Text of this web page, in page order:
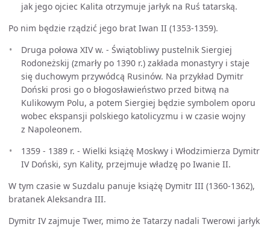
jak jego ojciec Kalita otrzymuje jarłyk na Ruś tatarską.
Po nim będzie rządzić jego brat Iwan II (1353-1359).
Druga połowa XIV w. - Świątobliwy pustelnik Siergiej
Rodoneżskij (zmarły po 1390 r.) zakłada monastyry i staje
się duchowym przywódcą Rusinów. Na przykład Dymitr
Doński prosi go o błogosławieństwo przed bitwą na
Kulikowym Polu, a potem Siergiej będzie symbolem oporu
wobec ekspansji polskiego katolicyzmu i w czasie wojny
z Napoleonem.
1359 - 1389 r. - Wielki książę Moskwy i Włodzimierza Dymitr
IV Doński, syn Kality, przejmuje władzę po Iwanie II.
W tym czasie w Suzdalu panuje książę Dymitr III (1360-1362),
bratanek Aleksandra III.
Dymitr IV zajmuje Twer, mimo że Tatarzy nadali Twerowi jarłyk